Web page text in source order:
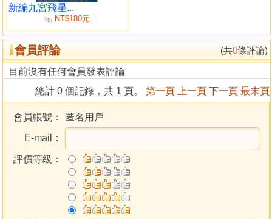
沖
釣
拱
夾
攔截
天官等
七煞
正財
偏財
傷官
新編九宮飛星...
9折NT$180元
會員評論 (共0條評論)
目前沒有任何會員發表評論
總計 0 個記錄，共 1 頁。 第一頁 上一頁 下一頁 最末頁
會員帳號：
匿名用戶
E-mail：
評價等級：